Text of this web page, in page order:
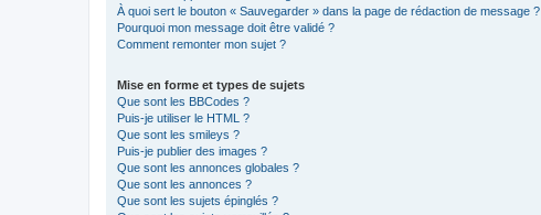
À quoi sert le bouton « Sauvegarder » dans la page de rédaction de message ?
Pourquoi mon message doit être validé ?
Comment remonter mon sujet ?
Mise en forme et types de sujets
Que sont les BBCodes ?
Puis-je utiliser le HTML ?
Que sont les smileys ?
Puis-je publier des images ?
Que sont les annonces globales ?
Que sont les annonces ?
Que sont les sujets épinglés ?